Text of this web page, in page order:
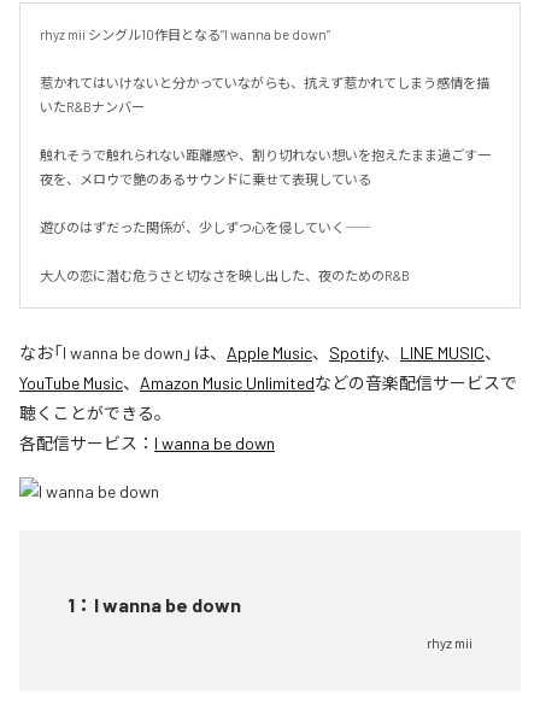
rhyz mii シングル10作目となる”I wanna be down”
惹かれてはいけないと分かっていながらも、抗えず惹かれてしまう感情を描
いたR&Bナンバー
触れそうで触れられない距離感や、割り切れない想いを抱えたまま過ごす一
夜を、メロウで艶のあるサウンドに乗せて表現している
遊びのはずだった関係が、少しずつ心を侵していく――
大人の恋に潜む危うさと切なさを映し出した、夜のためのR&B
なお「I wanna be down 」は、 Apple Music、 Spotify、 LINE MUSIC、
YouTube Music、 Amazon Music Unlimitedなどの音楽配信サービスで
聴くことができる。
各配信サービス： I wanna be down
1 ： I wanna be down
rhyz mii